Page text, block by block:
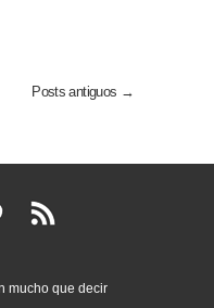
Posts antiguos →
mucho que decir